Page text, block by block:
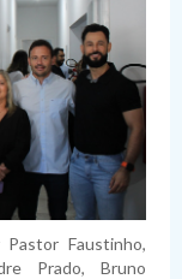
Faustinho,
Prado, Bruno